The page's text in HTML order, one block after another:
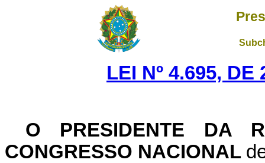
LEI Nº 4.695, DE
O PRESIDENTE DA
CONGRESSO NACIONAL